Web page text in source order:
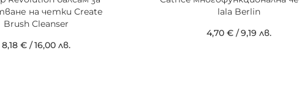
на четки Create
Brush Cleanser
8,18 €/16,00 лв.
lala Berlin
4,70 €/9,19 лв.